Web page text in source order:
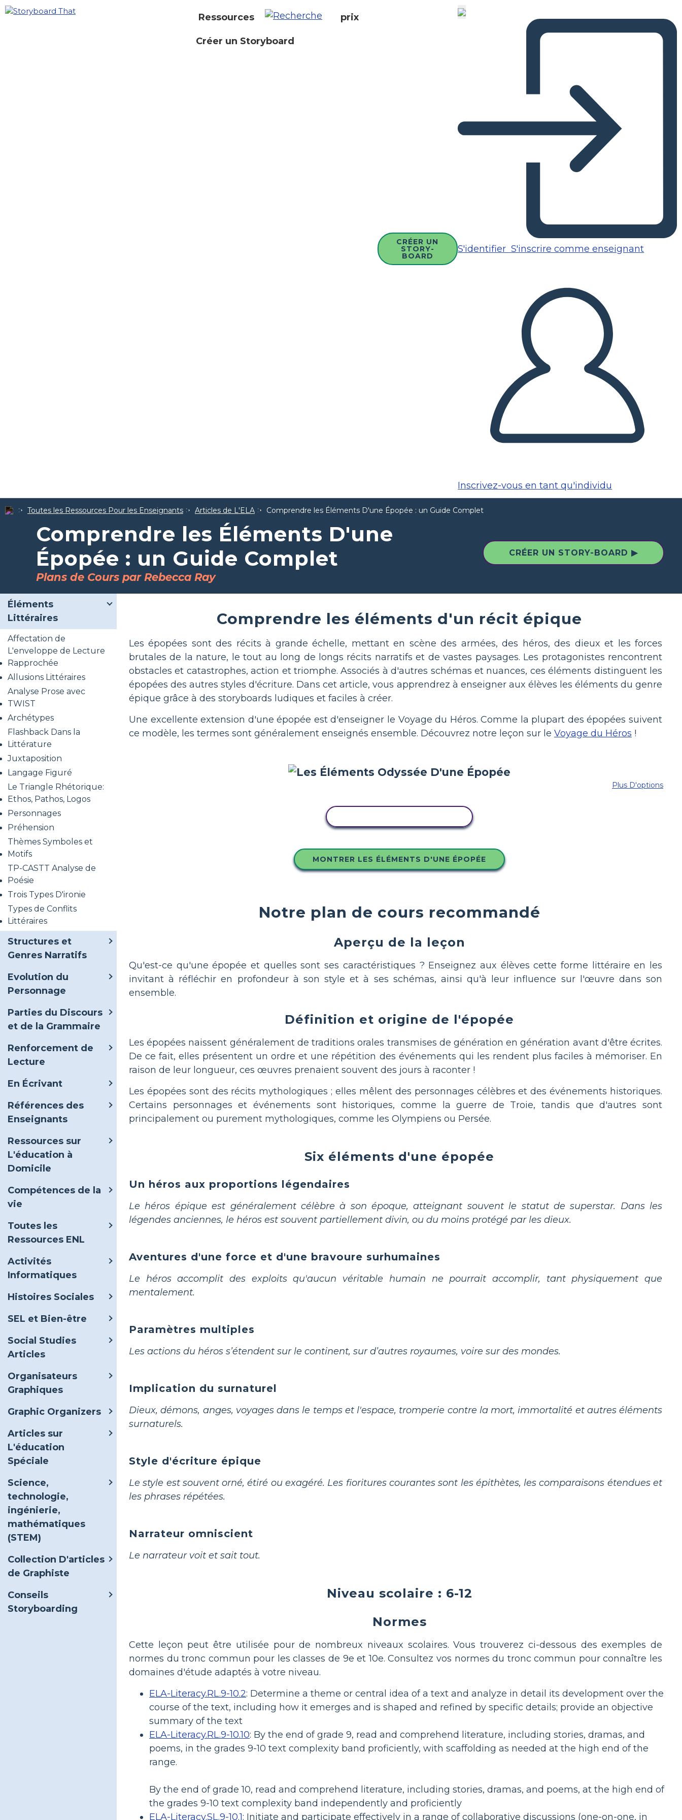
Ressources prix
Créer un Storyboard
CRÉER UN
STORY-
BOARD
S'identifier S'inscrire comme enseignant
Inscrivez-vous en tant qu'individu
Toutes les Ressources Pour les Enseignants Articles de L'ELA Comprendre les Éléments D'une Épopée : un Guide Complet
Comprendre les Éléments D'une
Épopée : un Guide Complet
Plans de Cours par Rebecca Ray
CRÉER UN STORY-BOARD ▶
Éléments
Littéraires
Affectation de
L'enveloppe de Lecture
Rapprochée
Allusions Littéraires
Analyse Prose avec
TWIST
Archétypes
Flashback Dans la
Littérature
Juxtaposition
Langage Figuré
Le Triangle Rhétorique:
Ethos, Pathos, Logos
Personnages
Préhension
Thèmes Symboles et
Motifs
TP-CASTT Analyse de
Poésie
Trois Types D'ironie
Types de Conflits
Littéraires
Structures et
Genres Narratifs
Evolution du
Personnage
Parties du Discours
et de la Grammaire
Renforcement de
Lecture
En Écrivant
Références des
Enseignants
Ressources sur
L'éducation à
Domicile
Compétences de la
vie
Toutes les
Ressources ENL
Activités
Informatiques
Histoires Sociales
SEL et Bien-être
Social Studies
Articles
Organisateurs
Graphiques
Graphic Organizers
Articles sur
L'éducation
Spéciale
Science,
technologie,
ingénierie,
mathématiques
(STEM)
Collection D'articles
de Graphiste
Conseils
Storyboarding
Comprendre les éléments d'un récit épique
Les épopées sont des récits à grande échelle, mettant en scène des armées, des héros, des dieux et les forces
brutales de la nature, le tout au long de longs récits narratifs et de vastes paysages. Les protagonistes rencontrent
obstacles et catastrophes, action et triomphe. Associés à d'autres schémas et nuances, ces éléments distinguent les
épopées des autres styles d'écriture. Dans cet article, vous apprendrez à enseigner aux élèves les éléments du genre
épique grâce à des storyboards ludiques et faciles à créer.
Une excellente extension d'une épopée est d'enseigner le Voyage du Héros. Comme la plupart des épopées suivent
ce modèle, les termes sont généralement enseignés ensemble. Découvrez notre leçon sur le Voyage du Héros !
Plus D'options
MONTRER LES ÉLÉMENTS D'UNE ÉPOPÉE
Notre plan de cours recommandé
Aperçu de la leçon
Qu'est-ce qu'une épopée et quelles sont ses caractéristiques ? Enseignez aux élèves cette forme littéraire en les
invitant à réfléchir en profondeur à son style et à ses schémas, ainsi qu'à leur influence sur l'œuvre dans son
ensemble.
Définition et origine de l'épopée
Les épopées naissent généralement de traditions orales transmises de génération en génération avant d'être écrites.
De ce fait, elles présentent un ordre et une répétition des événements qui les rendent plus faciles à mémoriser. En
raison de leur longueur, ces œuvres prenaient souvent des jours à raconter !
Les épopées sont des récits mythologiques ; elles mêlent des personnages célèbres et des événements historiques.
Certains personnages et événements sont historiques, comme la guerre de Troie, tandis que d'autres sont
principalement ou purement mythologiques, comme les Olympiens ou Persée.
Six éléments d'une épopée
Un héros aux proportions légendaires
Le héros épique est généralement célèbre à son époque, atteignant souvent le statut de superstar. Dans les
légendes anciennes, le héros est souvent partiellement divin, ou du moins protégé par les dieux.
Aventures d'une force et d'une bravoure surhumaines
Le héros accomplit des exploits qu'aucun véritable humain ne pourrait accomplir, tant physiquement que
mentalement.
Paramètres multiples
Les actions du héros s’étendent sur le continent, sur d’autres royaumes, voire sur des mondes.
Implication du surnaturel
Dieux, démons, anges, voyages dans le temps et l'espace, tromperie contre la mort, immortalité et autres éléments
surnaturels.
Style d'écriture épique
Le style est souvent orné, étiré ou exagéré. Les fioritures courantes sont les épithètes, les comparaisons étendues et
les phrases répétées.
Narrateur omniscient
Le narrateur voit et sait tout.
Niveau scolaire : 6-12
Normes
Cette leçon peut être utilisée pour de nombreux niveaux scolaires. Vous trouverez ci-dessous des exemples de
normes du tronc commun pour les classes de 9e et 10e. Consultez vos normes du tronc commun pour connaître les
domaines d'étude adaptés à votre niveau.
ELA-Literacy.RL.9-10.2: Determine a theme or central idea of a text and analyze in detail its development over the
course of the text, including how it emerges and is shaped and refined by specific details; provide an objective
summary of the text
ELA-Literacy.RL.9-10.10: By the end of grade 9, read and comprehend literature, including stories, dramas, and
poems, in the grades 9-10 text complexity band proficiently, with scaffolding as needed at the high end of the
range.
By the end of grade 10, read and comprehend literature, including stories, dramas, and poems, at the high end of
the grades 9-10 text complexity band independently and proficiently
ELA-Literacy.SL.9-10.1: Initiate and participate effectively in a range of collaborative discussions (one-on-one, in